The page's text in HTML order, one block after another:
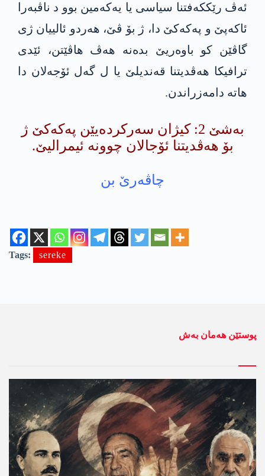
ئەڤ رێکكەفتنا سیاسی یا یەکەمین بوو د ناڤبەرا
ئاکەپێ و پەکەکێ دا، ژ بۆ ڤێ، ھەردو ئالییان ژی
گاڤێن کو باوەریێ بدەنە ھەڤ هاڤێتن، ئێدی
ترافیکا ھەڤدیتنا قەندیلێ یا ل گەل ئۆجەلان دا
ھاتە دامەزراندن.
بەشێ 2: کیژان سەرکردەیێن پەکەکێ ژ
بۆ ھەڤدیتنا ئۆجالان چوونە ئیمرالیێ.
چاڤه‌رێ بن
Tags: sereke
پوستێن ھەمان بەش